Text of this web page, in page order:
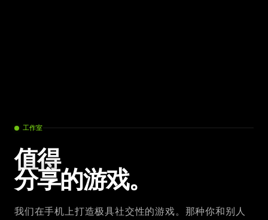
工作室
值得
分享的游戏。
我们在手机上打造极具社交性的游戏。那种你和别人